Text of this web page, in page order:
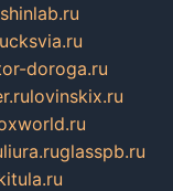
doroga.ru
lovinskix.ru
liura.ruglasspb.ru